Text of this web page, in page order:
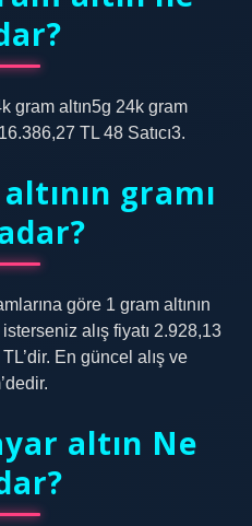
gram altın5g 24k gram
TL 48 Satıcı3.
gramı
göre 1 gram altının
alış fiyatı 2.928,13
En güncel alış ve
altın Ne